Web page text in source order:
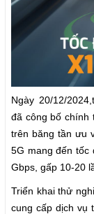
Ngày 20/12/2024,
đã công bốchính
trên băng tần ưu
5G mang đến tốc
Gbps, gấp 10-20
Triển khai thử
cung cấp dịch vụ